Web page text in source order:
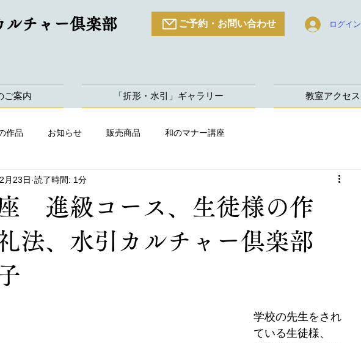
ルチャー倶楽部 ご予約・お問い合わせ ログイン
ご案内 「折形・水引」ギャラリー 教室アクセス
作品 お知らせ 販売商品 和のマナー講座
進級コース、生徒様の作
法、水引カルチャー倶楽部
月23日 読了時間: 1分
学校の先生をされ
ている生徒様、